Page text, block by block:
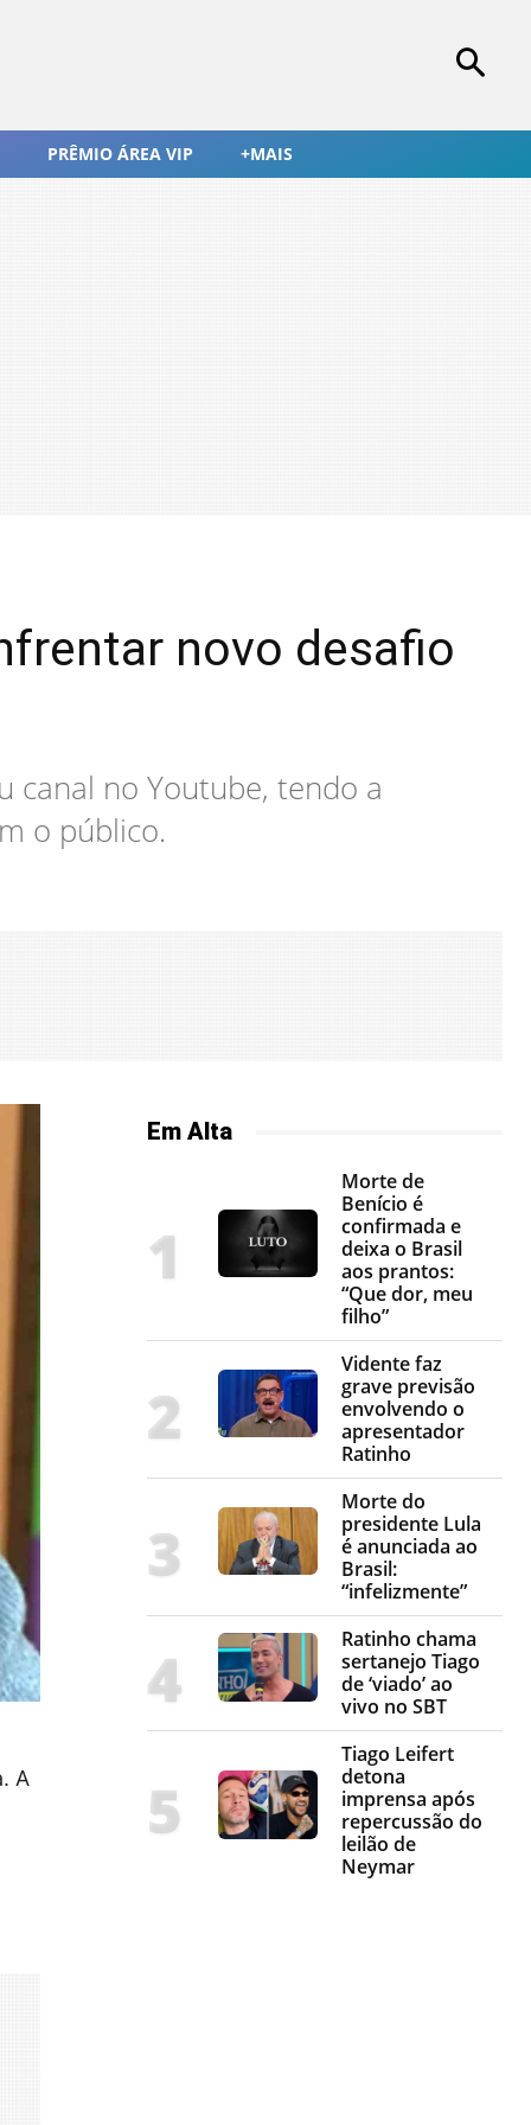
PRÊMIO ÁREA VIP +MAIS
novo desafio
canal no Youtube, tendo a
o público.
A
Em Alta
Morte de
Benício é
confirmada e
deixa o Brasil
aos prantos:
“Que dor, meu
filho”
Vidente faz
grave previsão
envolvendo o
apresentador
Ratinho
Morte do
presidente Lula
é anunciada ao
Brasil:
“infelizmente”
Ratinho chama
sertanejo Tiago
de ‘viado’ ao
vivo no SBT
Tiago Leifert
detona
imprensa após
repercussão do
leilão de
Neymar